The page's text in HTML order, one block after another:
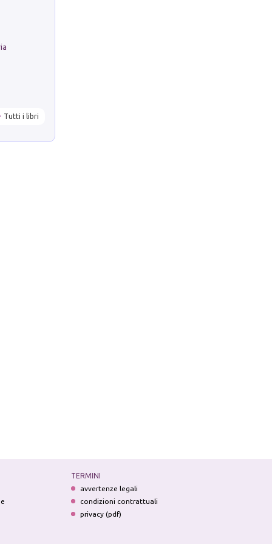
Tutti i libri
TERMINI
avvertenze legali
condizioni contrattuali
privacy (pdf)